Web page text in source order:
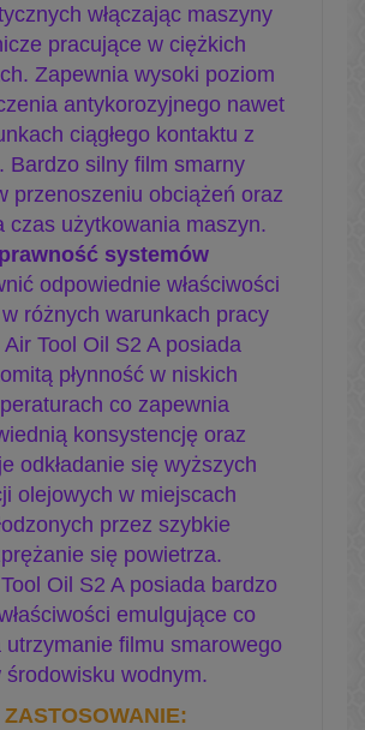
włączając maszyny
pracujące w ciężkich
Zapewnia wysoki poziom
antykorozyjnego nawet
ciągłego kontaktu z
Bardzo silny film smarny
przenoszeniu obciążeń oraz
czas użytkowania maszyn.
systemów
odpowiednie właściwości
różnych warunkach pracy
Air Tool Oil S2 A posiada
płynność w niskich
co zapewnia
konsystencję oraz
odkładanie się wyższych
olejowych w miejscach
przez szybkie
się powietrza.
Oil S2 A posiada bardzo
emulgujące co
utrzymanie filmu smarowego
środowisku wodnym.
ZASTOSOWANIE: